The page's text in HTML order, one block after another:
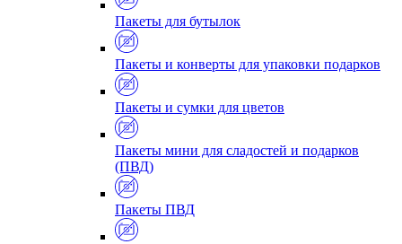
Пакеты для бутылок
Пакеты и конверты для упаковки подарков
Пакеты и сумки для цветов
Пакеты мини для сладостей и подарков
(ПВД)
Пакеты ПВД